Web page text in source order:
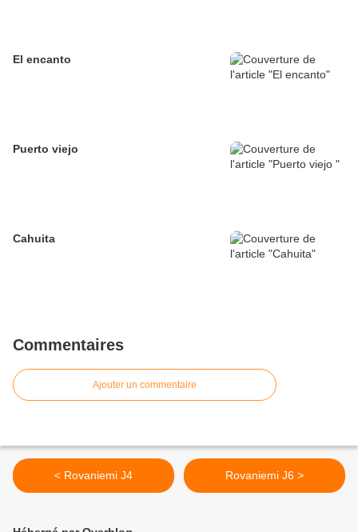
El encanto
Puerto viejo
Cahuita
Commentaires
Ajouter un commentaire
< Rovaniemi J4 Rovaniemi J6 >